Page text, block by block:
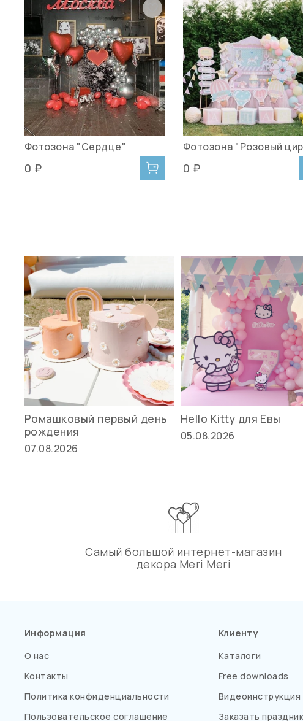
Фотозона "Сердце"
0 ₽
Фотозона "Розовый
0 ₽
Ромашковый первый день
рождения
07.08.2026
Hello Kitty для Евы
05.08.2026
Самый большой интернет-магазин
декора Meri Meri
Информация
О нас
Контакты
Политика конфиденциальности
Пользовательское соглашение
Клиенту
Каталоги
Free downloads
Видеоинструкция
Заказать праздник